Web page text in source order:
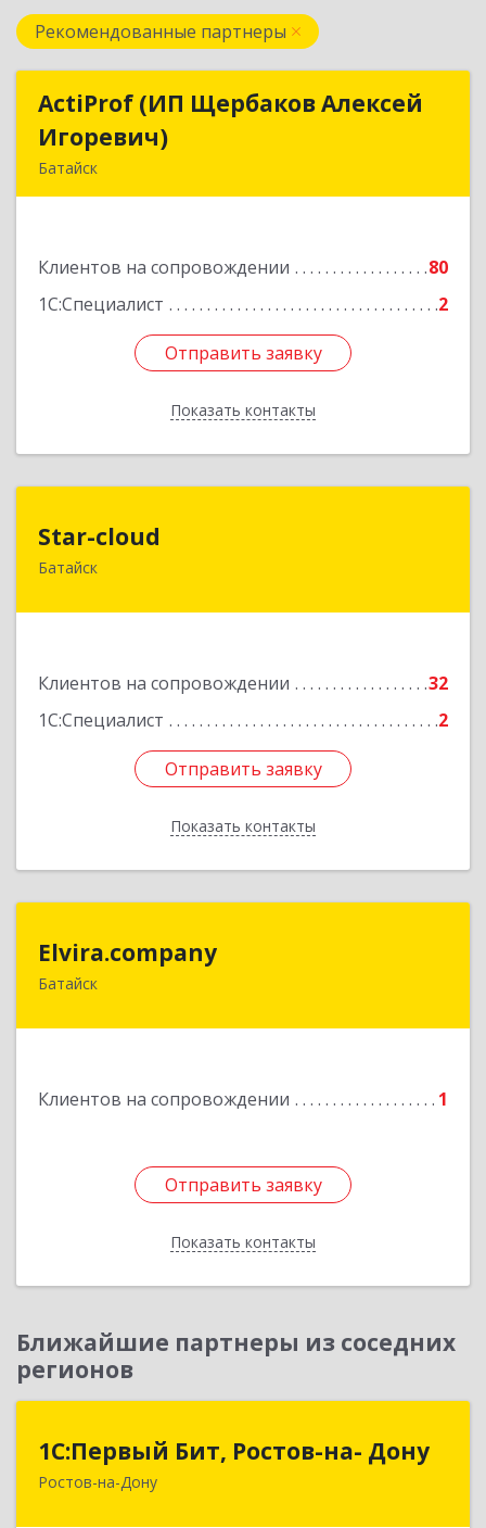
Рекомендованные партнеры
ActiProf (ИП Щербаков Алексей
Игоревич)
Батайск
Клиентов на сопровождении
80
1С:Специалист
2
Отправить заявку
Показать контакты
ActiProf (ИП Щербаков Алексей
Подробнее
Отправить заявку
Назад
Star-cloud
Батайск
Клиентов на сопровождении
32
1С:Специалист
2
Отправить заявку
Показать контакты
346880, Ростовская обл, Батайск г, Фермерская
Отправить заявку
Назад
Elvira.company
Батайск
Клиентов на сопровождении 1
Отправить заявку
Показать контакты
Отправить заявку
Назад
Ближайшие партнеры из соседних
регионов
1С:Первый Бит, Ростов-на- Дону
Ростов-на-Дону
1С:Первый Бит, Ростов-на- Дону
344091, Ростовская обл, Ростов-на-Дону г,